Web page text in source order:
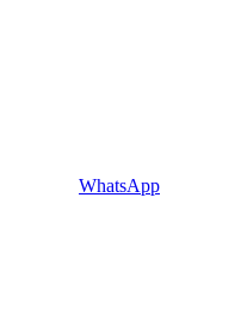
WhatsApp